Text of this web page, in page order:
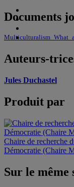
Documents
Auteurs-
Jules Duchastel
Produit par
Chaire de recherche
Démocratie (Chaire
Sur le même